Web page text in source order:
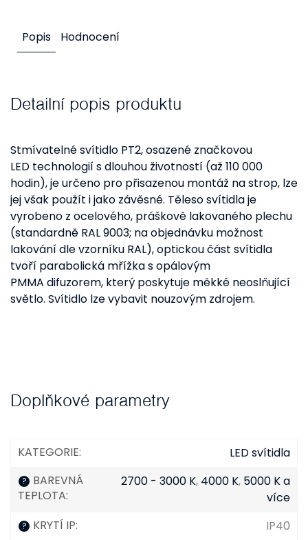
Popis Hodnocení
Detailní popis produktu
Stmívatelné svítidlo PT2, osazené značkovou
LED technologií s dlouhou životností (až 110 000
hodin), je určeno pro přisazenou montáž na strop, lze
jej však použít i jako závěsné. Těleso svítidla je
vyrobeno z ocelového, práškově lakovaného plechu
(standardně RAL 9003; na objednávku možnost
lakování dle vzorníku RAL), optickou část svítidla
tvoří parabolická mřížka s opálovým
PMMA difuzorem, který poskytuje měkké neoslňující
světlo. Svítidlo lze vybavit nouzovým zdrojem.
Doplňkové parametry
KATEGORIE: LED svítidla
?
BAREVNÁ
TEPLOTA:
2700 - 3000 K, 4000 K, 5000 K a
více
? KRYTÍ IP: IP40